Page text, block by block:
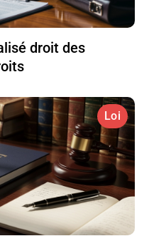
droit des
Loi